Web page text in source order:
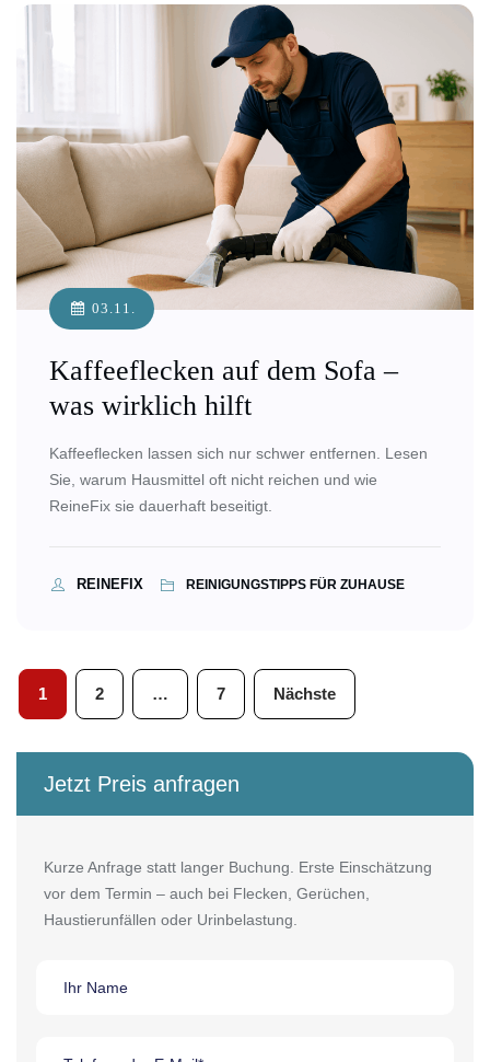
03.11.
Kaffeeflecken auf dem Sofa –
was wirklich hilft
Kaffeeflecken lassen sich nur schwer entfernen. Lesen
Sie, warum Hausmittel oft nicht reichen und wie
ReineFix sie dauerhaft beseitigt.
REINEFIX REINIGUNGSTIPPS FÜR ZUHAUSE
Seitennummerierung
der
Beiträge
1 2 … 7 Nächste
Jetzt Preis anfragen
Kurze Anfrage statt langer Buchung. Erste Einschätzung
vor dem Termin – auch bei Flecken, Gerüchen,
Haustierunfällen oder Urinbelastung.